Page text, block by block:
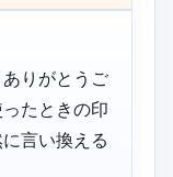
りがとうご
たときの印
言い換える